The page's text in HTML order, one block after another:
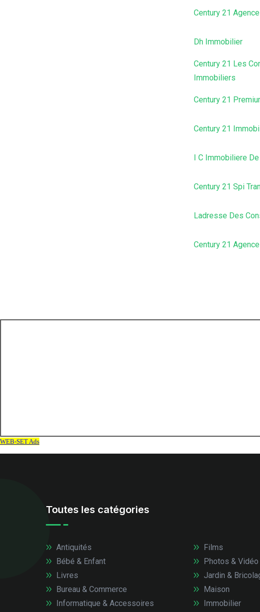
Century 21
Dh Immobilier
Century 21 Les
Immobiliers
Century 21
Century 21
I C Immobiliere
Century 21 Spi
Ladresse Des
Century 21
Toutes les catégories
Antiquités
Bébé & Enfant
Livres
Bureau & Commerce
Informatique & Accessoires
Films
Photos & Vidéo
Jardin &
Maison
Immobilier